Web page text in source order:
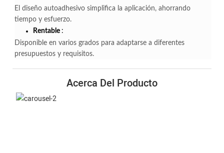
El diseño autoadhesivo simplifica la aplicación, ahorrando
tiempo y esfuerzo.
Rentable :
Disponible en varios grados para adaptarse a diferentes
presupuestos y requisitos.
Acerca Del Producto